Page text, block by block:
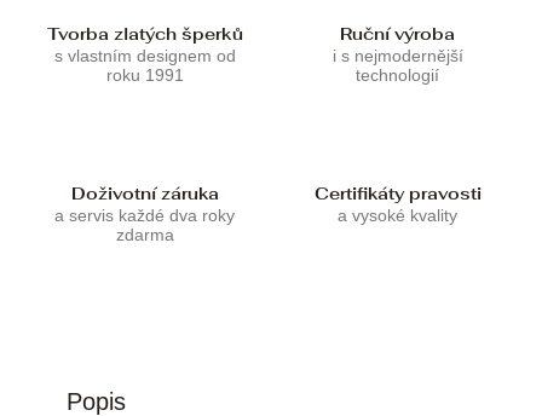
Tvorba zlatých šperků
s vlastním designem od
roku 1991
Ruční výroba
i s nejmodernější
technologií
Doživotní záruka
a servis každé dva roky
zdarma
Certifikáty pravosti
a vysoké kvality
Popis